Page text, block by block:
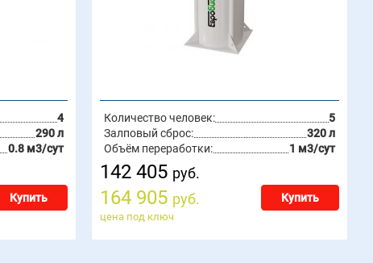
4
290 л
0.8 м3/сут
Купить
Количество человек:
5
Залповый сброс:
320 л
Объём переработки:
1 м3/сут
142 405 руб.
164 905 руб. Купить
цена под ключ